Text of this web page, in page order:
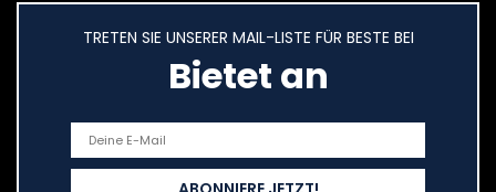
TRETEN SIE UNSERER MAIL-LISTE FÜR BESTE BEI
Bietet an